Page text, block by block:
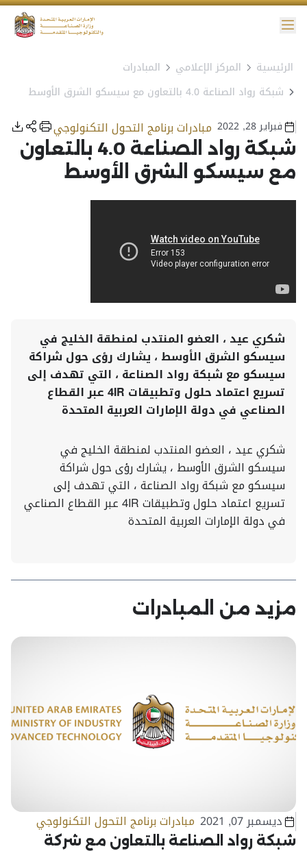
الوصول
الرئيسية المركز الإعلامي
المبادرات
شبكة رواد الصناعة 4.0 بالتعاون مع سيسكو الشرق الأوسط
فبراير 28, 2022
مبادرات برنامج التحول التكنولوجي
شبكة رواد الصناعة 4.0 بالتعاون
مع سيسكو الشرق الأوسط
شكري عيد ، العضو المنتدب لمنطقة الخليج في
سيسكو الشرق الأوسط ، يشارك رؤى حول شراكة
سيسكو مع شبكة رواد الصناعة ، التي تهدف إلى
تسريع اعتماد حلول وتطبيقات 4IR عبر القطاع
الصناعي في دولة الإمارات العربية المتحدة
شكري عيد ، العضو المنتدب لمنطقة الخليج في
سيسكو الشرق الأوسط ، يشارك رؤى حول شراكة
سيسكو مع شبكة رواد الصناعة ، التي تهدف إلى
تسريع اعتماد حلول وتطبيقات 4IR عبر القطاع الصناعي
في دولة الإمارات العربية المتحدة
مزيد من المبادرات
ديسمبر 07, 2021 مبادرات برنامج التحول التكنولوجي
شبكة رواد الصناعة بالتعاون مع شركة